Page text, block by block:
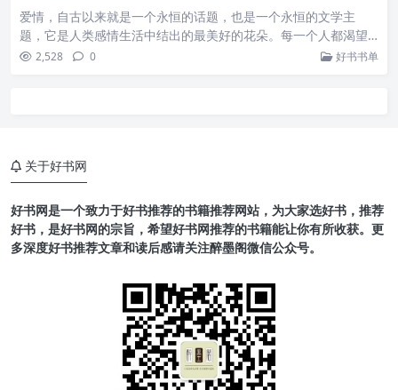
爱情，自古以来就是一个永恒的话题，也是一个永恒的文学主
题，它是人类感情生活中结出的最美好的花朵。每一个人都渴望…
2,528 0 好书书单
关于好书网
好书网是一个致力于好书推荐的书籍推荐网站，为大家选好书，推荐
好书，是好书网的宗旨，希望好书网推荐的书籍能让你有所收获。更
多深度好书推荐文章和读后感请关注醉墨阁微信公众号。